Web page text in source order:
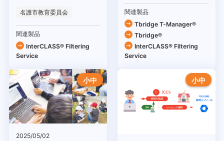
名護市教育委員会
関連製品
InterCLASS®︎ Filtering
Service
関連製品
Tbridge T-Manager®
Tbridge®
InterCLASS®︎ Filtering
Service
小中
2025/05/02
小中